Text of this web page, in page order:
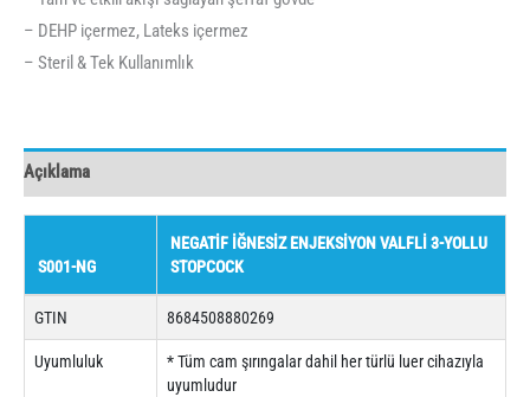
– DEHP içermez, Lateks içermez
– Steril & Tek Kullanımlık
Açıklama
S001-NG
NEGATİF İĞNESİZ ENJEKSİYON VALFLİ 3-YOLLU
STOPCOCK
GTIN 8684508880269
Uyumluluk
* Tüm cam şırıngalar dahil her türlü luer cihazıyla
uyumludur